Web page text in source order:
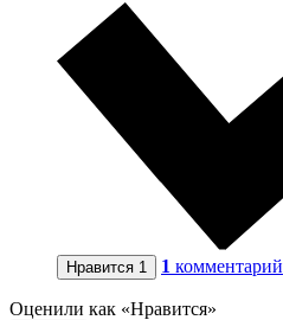
Нравится 1 1 комментарий
Оценили как «Нравится»